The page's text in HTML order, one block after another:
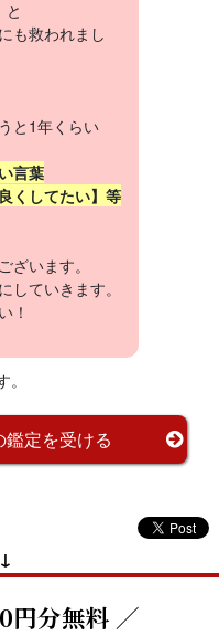
と
も救われまし
と1年くらい
言葉
くしてたい】等
ざいます。
していきます。
！
定を受ける
円分無料 ／